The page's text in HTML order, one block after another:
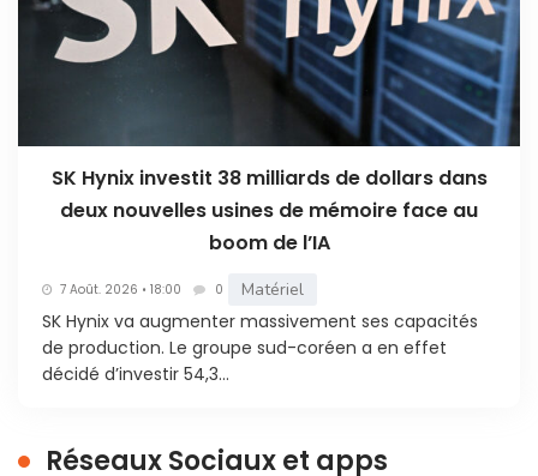
SK Hynix investit 38 milliards de dollars dans
deux nouvelles usines de mémoire face au
boom de l’IA
7 Août. 2026 • 18:00 0 Matériel
SK Hynix va augmenter massivement ses capacités
de production. Le groupe sud-coréen a en effet
décidé d’investir 54,3...
Réseaux Sociaux et apps